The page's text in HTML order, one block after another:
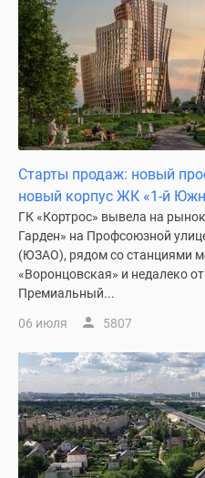
Rutube
Поиск
дома
Москве
Программа
реновации
Москве
Новостройки
премиум-
класса
Новостройки
бизнес-
класса
Траншевая
ипотека
Дома
коттеджи
Коттеджные
Старты продаж: новый
новый корпус ЖК «1-й
ГК «Кортрос» вывела на
Гарден» на Профсоюзной
(ЮЗАО), рядом со станциями
«Воронцовская» и недалеко
Премиальный...
06 июля 5807